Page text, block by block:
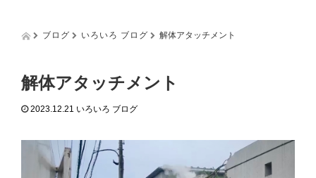
t
ブログ いろいろ ブログ 解体アタッチメント
解体アタッチメント
2023.12.21 いろいろ ブログ